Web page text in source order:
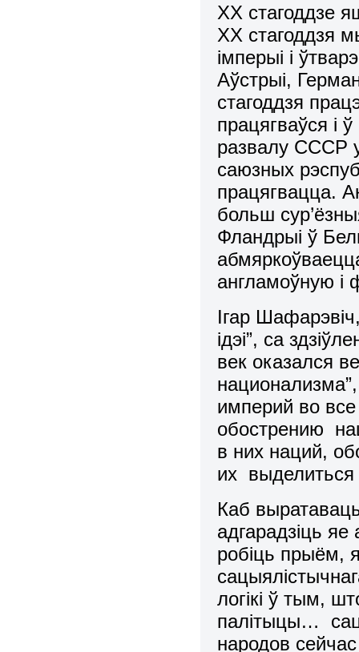
ХХ стагоддзе
ХХ стагоддзя
імперыі і
Аўстрыі,
стагоддзя
працягваўся і
развалу СССР
саюзных
працягвацца.
больш
Фландрыі ў
англамоўную і
Iгар
iдэi”, са
век оказался
империй во
обострению
в них наций,
их выделиться
Каб
адгарадзiць
робiць прыём,
логiкi ў тым,
палiтыцы…
народов